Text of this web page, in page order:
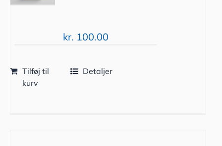
kr. 100.00
Tilføj til
kurv
Detaljer